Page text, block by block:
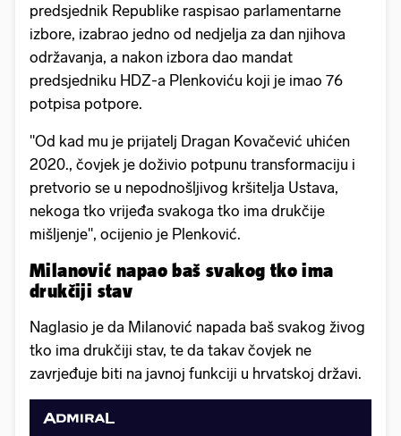
predsjednik Republike raspisao parlamentarne
izbore, izabrao jedno od nedjelja za dan njihova
održavanja, a nakon izbora dao mandat
predsjedniku HDZ-a Plenkoviću koji je imao 76
potpisa potpore.
"Od kad mu je prijatelj Dragan Kovačević uhićen
2020., čovjek je doživio potpunu transformaciju i
pretvorio se u nepodnošljivog kršitelja Ustava,
nekoga tko vrijeđa svakoga tko ima drukčije
mišljenje", ocijenio je Plenković.
Milanović napao baš svakog tko ima
drukčiji stav
Naglasio je da Milanović napada baš svakog živog
tko ima drukčiji stav, te da takav čovjek ne
zavrjeđuje biti na javnoj funkciji u hrvatskoj državi.